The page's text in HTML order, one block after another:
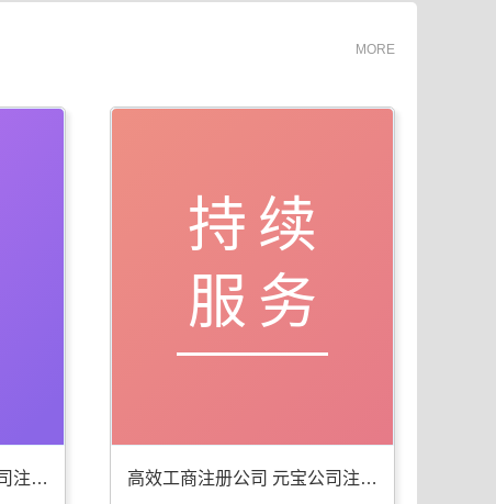
MORE
便捷工商年检代办 元宝公司注册服务佳
持续
服务
高效工商注册公司 元宝公司注册服务全